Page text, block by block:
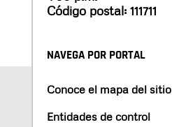
Código postal: 111711
NAVEGA POR PORTAL
Conoce el mapa del sitio
Entidades de control